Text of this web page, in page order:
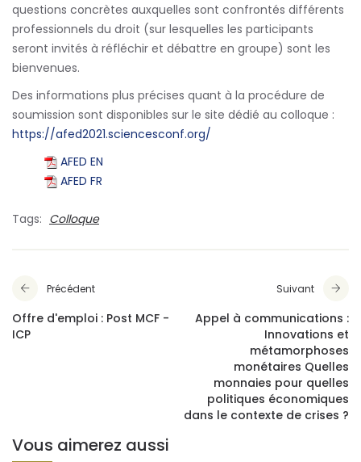
questions concrètes auxquelles sont confrontés différents
professionnels du droit (sur lesquelles les participants
seront invités à réfléchir et débattre en groupe) sont les
bienvenues.
Des informations plus précises quant à la procédure de
soumission sont disponibles sur le site dédié au colloque :
https://afed2021.sciencesconf.org/
AFED EN
AFED FR
Tags: Colloque
Précédent
Offre d'emploi : Post MCF -
ICP
Suivant
Appel à communications :
Innovations et
métamorphoses
monétaires Quelles
monnaies pour quelles
politiques économiques
dans le contexte de crises ?
Vous aimerez aussi